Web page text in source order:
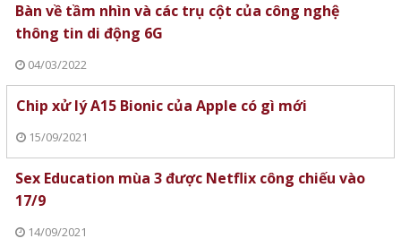
Bàn về tầm nhìn và các trụ cột của công nghệ
thông tin di động 6G
04/03/2022
Chip xử lý A15 Bionic của Apple có gì mới
15/09/2021
Sex Education mùa 3 được Netflix công chiếu vào
17/9
14/09/2021